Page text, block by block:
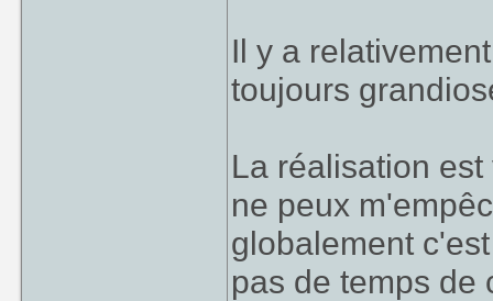
Il y a
toujours
La réalisation
ne peux
globalement
pas de temps de